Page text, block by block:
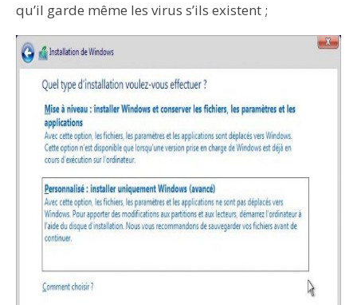
qu’il garde même les virus s’ils existent ;